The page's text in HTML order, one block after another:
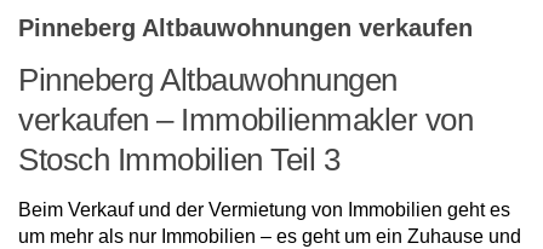
Pinneberg Altbauwohnungen verkaufen
Pinneberg Altbauwohnungen
verkaufen – Immobilienmakler von
Stosch Immobilien Teil 3
Beim Verkauf und der Vermietung von Immobilien geht es
um mehr als nur Immobilien – es geht um ein Zuhause und